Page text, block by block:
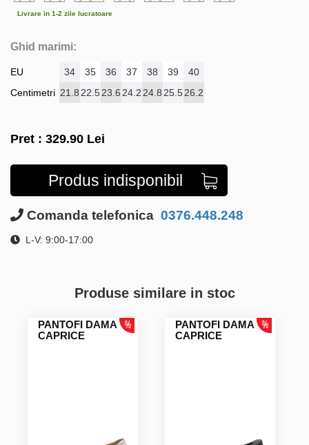
Livrare in 1-2 zile lucratoare
Ghid marimi:
EU
Centimetri
34 35 36 37 38 39
40
21.8 22.523.6 24.2 24.8 25.526.2
Pret : 329.90 Lei
Produs indisponibil
Comanda telefonica 0376.448.248
L-V: 9:00-17:00
Produse similare in stoc
PANTOFI DAMA
CAPRICE
PANTOFI DAMA
CAPRICE